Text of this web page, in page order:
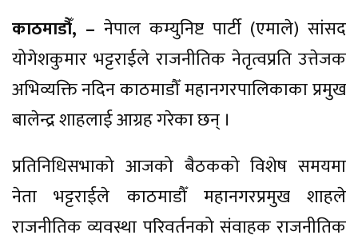
काठमाडौँ, – नेपाल कम्युनिष्ट पार्टी (एमाले) सांसद
योगेशकुमार भट्टराईले राजनीतिक नेतृत्वप्रति उत्तेजक
अभिव्यक्ति नदिन काठमाडौँ महानगरपालिकाका प्रमुख
बालेन्द्र शाहलाई आग्रह गरेका छन् ।
प्रतिनिधिसभाको आजको बैठकको विशेष समयमा
नेता भट्टराईले काठमाडौँ महानगरप्रमुख शाहले
राजनीतिक व्यवस्था परिवर्तनको संवाहक राजनीतिक